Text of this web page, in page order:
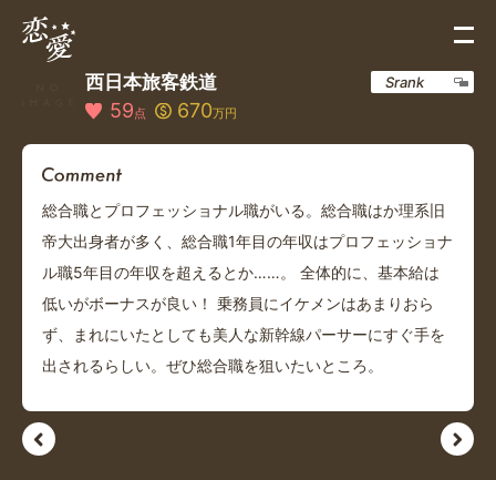
西日本旅客鉄道
59点 670万円
Srank
総合職とプロフェッショナル職がいる。総合職はか理系旧
帝大出身者が多く、総合職1年目の年収はプロフェッショナ
ル職5年目の年収を超えるとか……。 全体的に、基本給は
低いがボーナスが良い！ 乗務員にイケメンはあまりおら
ず、まれにいたとしても美人な新幹線パーサーにすぐ手を
出されるらしい。ぜひ総合職を狙いたいところ。